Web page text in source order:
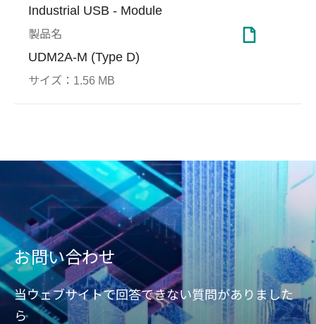
Industrial USB - Module
製品名
UDM2A-M (Type D)
サイズ： 1.56 MB
S.M.A.R.T.
害を予測することが可能のツ
ールです。S.M.A.R.T.ツール
経由でクリティカルなドライ
ブ情報を監視/表示すること
で、計画外のダウンタイムを
ユーザーに警告するが可能で
す。
め、
して
ヘルスケア
よび信頼性
お問い合わせ
当ウェブサイトで回答できない質問がありました
ら